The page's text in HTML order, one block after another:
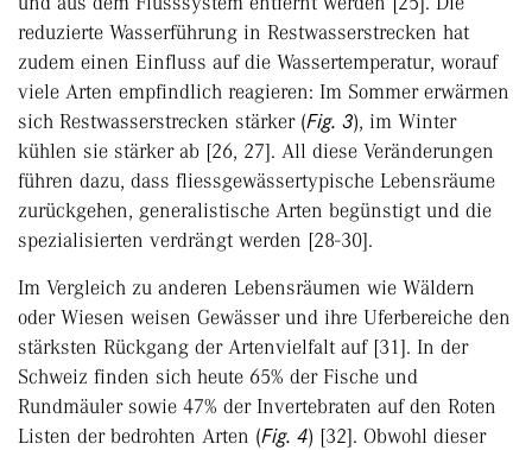
reduzierte Wasserführung in Restwasserstrecken hat
zudem einen Einfluss auf die Wassertemperatur, worauf
viele Arten empfindlich reagieren: Im Sommer erwärmen
sich Restwasserstrecken stärker (Fig. 3), im Winter
kühlen sie stärker ab [26, 27]. All diese Veränderungen
führen dazu, dass fliessgewässertypische Lebensräume
zurückgehen, generalistische Arten begünstigt und die
spezialisierten verdrängt werden [28-30].
Im Vergleich zu anderen Lebensräumen wie Wäldern
oder Wiesen weisen Gewässer und ihre Uferbereiche den
stärksten Rückgang der Artenvielfalt auf [31]. In der
Schweiz finden sich heute 65% der Fische und
Rundmäuler sowie 47% der Invertebraten auf den Roten
Listen der bedrohten Arten (Fig. 4) [32]. Obwohl dieser